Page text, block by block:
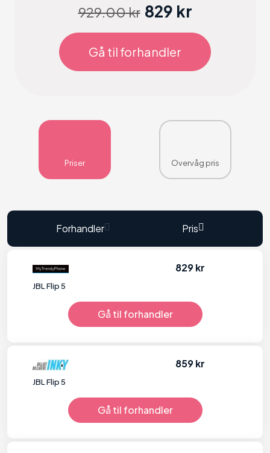
929.00 kr 829 kr
Gå til forhandler
Priser Overvåg pris
Forhandler Pris
JBL Flip 5
829 kr
Gå til forhandler
JBL Flip 5
859 kr
Gå til forhandler